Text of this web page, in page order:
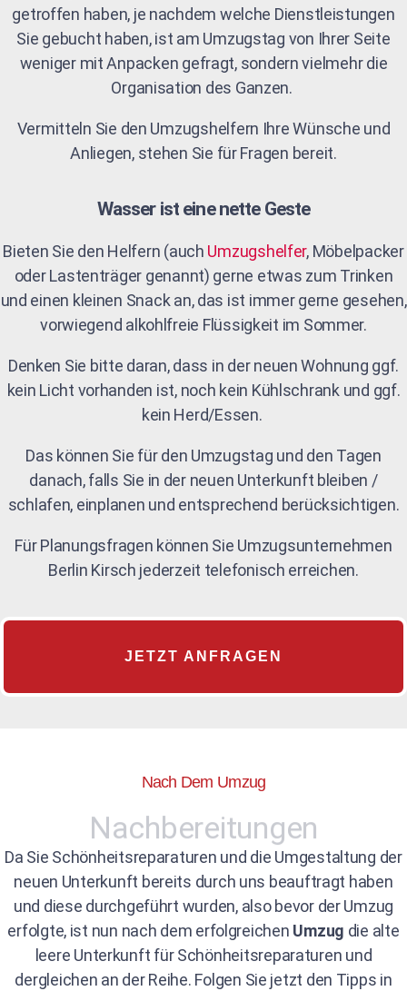
getroffen haben, je nachdem welche Dienstleistungen
Sie gebucht haben, ist am Umzugstag von Ihrer Seite
weniger mit Anpacken gefragt, sondern vielmehr die
Organisation des Ganzen.
Vermitteln Sie den Umzugshelfern Ihre Wünsche und
Anliegen, stehen Sie für Fragen bereit.
Wasser ist eine nette Geste
Bieten Sie den Helfern (auch Umzugshelfer, Möbelpacker
oder Lastenträger genannt) gerne etwas zum Trinken
und einen kleinen Snack an, das ist immer gerne gesehen,
vorwiegend alkohlfreie Flüssigkeit im Sommer.
Denken Sie bitte daran, dass in der neuen Wohnung ggf.
kein Licht vorhanden ist, noch kein Kühlschrank und ggf.
kein Herd/Essen.
Das können Sie für den Umzugstag und den Tagen
danach, falls Sie in der neuen Unterkunft bleiben /
schlafen, einplanen und entsprechend berücksichtigen.
Für Planungsfragen können Sie Umzugsunternehmen
Berlin Kirsch jederzeit telefonisch erreichen.
JETZT ANFRAGEN
Nach Dem Umzug
Nachbereitungen
Da Sie Schönheitsreparaturen und die Umgestaltung der
neuen Unterkunft bereits durch uns beauftragt haben
und diese durchgeführt wurden, also bevor der Umzug
erfolgte, ist nun nach dem erfolgreichen Umzug die alte
leere Unterkunft für Schönheitsreparaturen und
dergleichen an der Reihe. Folgen Sie jetzt den Tipps in